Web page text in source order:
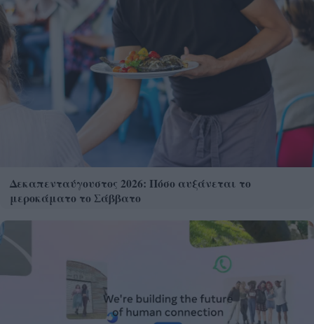
Δεκαπενταύγουστος 2026: Πόσο αυξάνεται το
μεροκάματο το Σάββατο